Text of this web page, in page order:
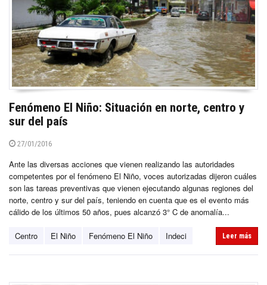
Fenómeno El Niño: Situación en norte, centro y
sur del país
27/01/2016
Ante las diversas acciones que vienen realizando las autoridades
competentes por el fenómeno El Niño, voces autorizadas dijeron cuáles
son las tareas preventivas que vienen ejecutando algunas regiones del
norte, centro y sur del país, teniendo en cuenta que es el evento más
cálido de los últimos 50 años, pues alcanzó 3° C de anomalía...
Centro El Niño Fenómeno El Niño Indeci Leer más